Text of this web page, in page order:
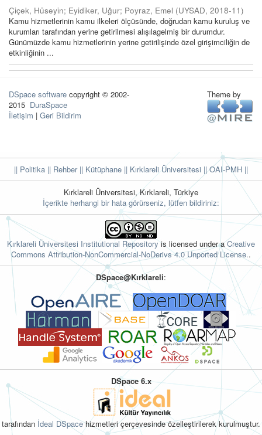
Çiçek, Hüseyin; Eyidiker, Uğur; Poyraz, Emel (UYSAD, 2018-11)
Kamu hizmetlerinin kamu ilkeleri ölçüsünde, doğrudan kamu kuruluş ve
kurumları tarafından yerine getirilmesi alışılagelmiş bir durumdur.
Günümüzde kamu hizmetlerinin yerine getirilişinde özel girişimciliğin de
etkinliğinin ...
DSpace software copyright © 2002-
2015 DuraSpace
İletişim | Geri Bildirim
Theme by
|| Politika || Rehber|| Kütüphane || Kırklareli Üniversitesi ||OAI-PMH ||
Kırklareli Üniversitesi, Kırklareli, Türkiye
İçerikte herhangi bir hata görürseniz, lütfen bildiriniz:
Kırklareli Üniversitesi Institutional Repository is licensed under aCreative
Commons Attribution-NonCommercial-NoDerivs 4.0 Unported License..
DSpace@Kırklareli:
DSpace 6.x
tarafından İdeal DSpacehizmetleri çerçevesinde özelleştirilerek kurulmuştur.